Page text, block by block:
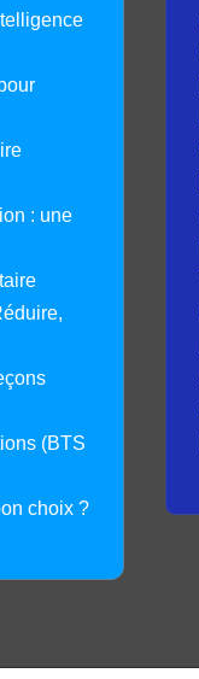
: une
(BTS
choix ?